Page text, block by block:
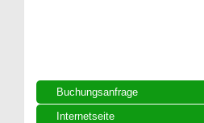
Buchungsanfrage
Internetseite